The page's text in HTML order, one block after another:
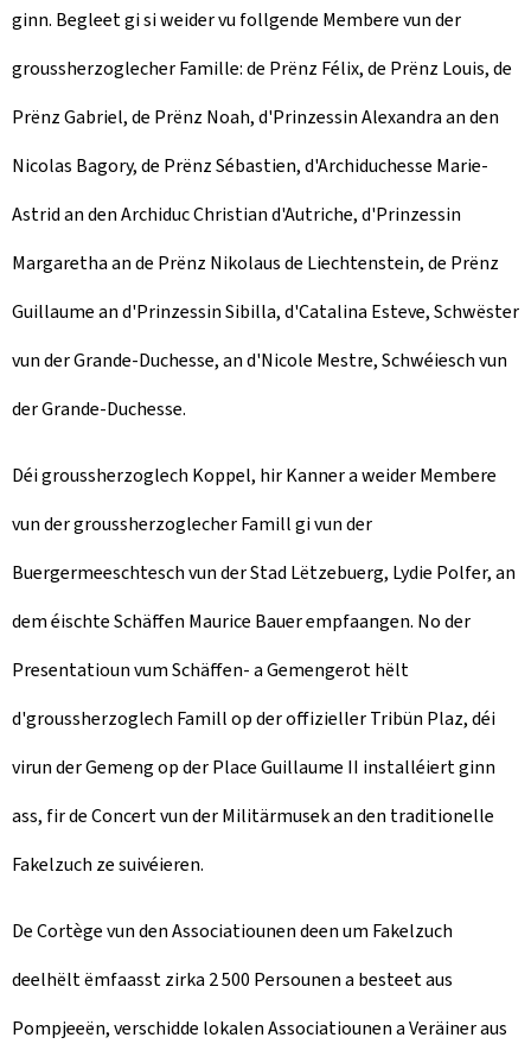
ginn. Begleet gi si weider vu follgende Membere vun der
groussherzoglecher Famille: de Prënz Félix, de Prënz Louis, de
Prënz Gabriel, de Prënz Noah, d'Prinzessin Alexandra an den
Nicolas Bagory, de Prënz Sébastien, d'Archiduchesse Marie-
Astrid an den Archiduc Christian d'Autriche, d'Prinzessin
Margaretha an de Prënz Nikolaus de Liechtenstein, de Prënz
Guillaume an d'Prinzessin Sibilla, d'Catalina Esteve, Schwëster
vun der Grande-Duchesse, an d'Nicole Mestre, Schwéiesch vun
der Grande-Duchesse.
Déi groussherzoglech Koppel, hir Kanner a weider Membere
vun der groussherzoglecher Famill gi vun der
Buergermeeschtesch vun der Stad Lëtzebuerg, Lydie Polfer, an
dem éischte Schäffen Maurice Bauer empfaangen. No der
Presentatioun vum Schäffen- a Gemengerot hëlt
d'groussherzoglech Famill op der offizieller Tribün Plaz, déi
virun der Gemeng op der Place Guillaume II installéiert ginn
ass, fir de Concert vun der Militärmusek an den traditionelle
Fakelzuch ze suivéieren.
De Cortège vun den Associatiounen deen um Fakelzuch
deelhëlt ëmfaasst zirka 2 500 Persounen a besteet aus
Pompjeeën, verschidde lokalen Associatiounen a Veräiner aus